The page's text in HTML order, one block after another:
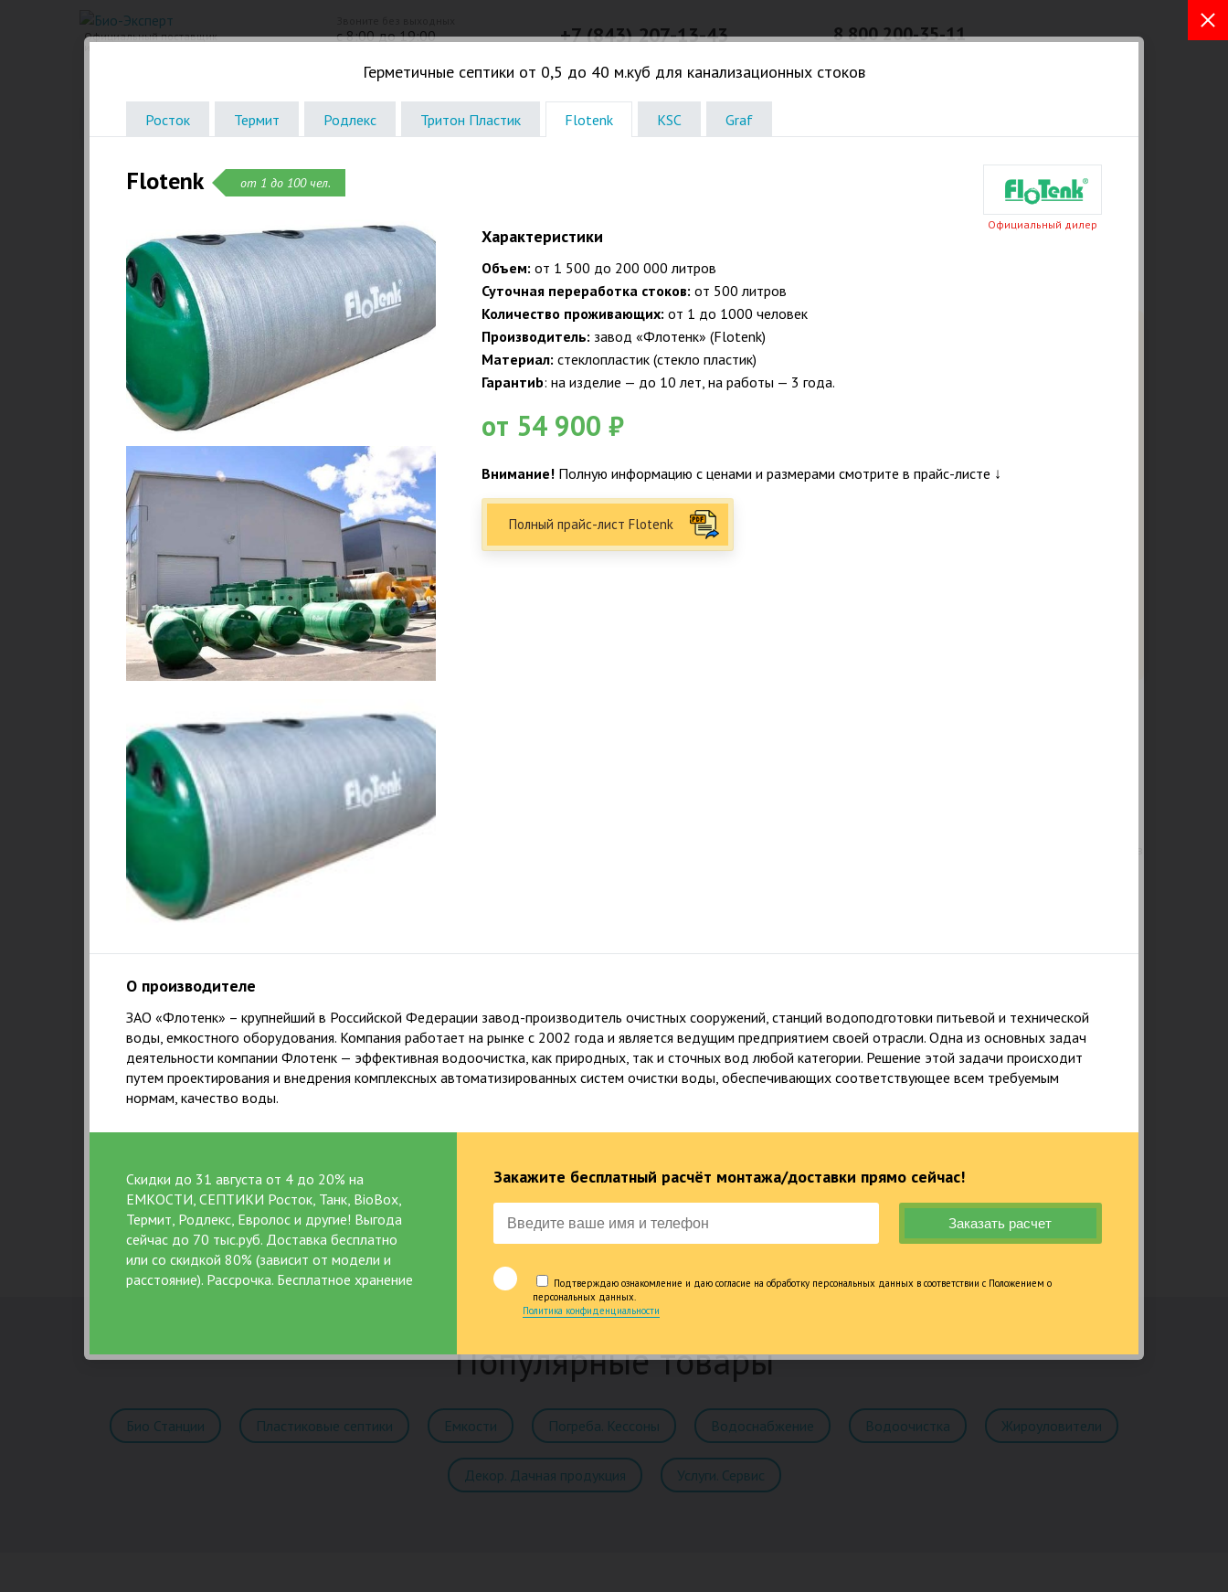
Официальный поставщик
с 8:00 до 19:00 +7 (843) 207-13-43 8 800 200-35-11
регионов РФ
Био Станции Пластиковые септики. Емкости Погреба. Кессоны Жироловки. КНС. Дачное Водоочистка. Услуги
НАШ ПРИНЦИП
Честность и качество
15
15 лет специализация по
канализации, 23 года опыта в
Официальный представитель
крупнейших и проверенных
производителей
Популярные товары
Био Станции Пластиковые септики Емкости Погреба. Кессоны Водоснабжение Водоочистка Жироуловители
Декор. Дачная продукция Услуги. Сервис
Герметичные септики от 0,5 до 40 м.куб для канализационных стоков
Росток Термит Родлекс Тритон Пластик Flotenk KSC Graf
Flotenk от 1 до 100 чел.
Официальный дилер
Характеристики
Объем: от 1 500 до 200 000 литров
Суточная переработка стоков: от 500 литров
Количество проживающих:от 1 до 1000 человек
Производитель: завод «Флотенк» (Flotenk)
Материал: стеклопластик (стекло пластик)
Гарантиb: на изделие — до 10 лет, на работы — 3 года.
от 54 900 ₽
Внимание! Полную информацию с ценами и размерами смотрите в прайс-листе ↓
Полный прайс-лист Flotenk
О производителе
ЗАО «Флотенк» – крупнейший в Российской Федерации завод-производитель очистных сооружений, станций водоподготовки питьевой и технической
воды, емкостного оборудования. Компания работает на рынке с 2002 года и является ведущим предприятием своей отрасли. Одна из основных задач
деятельности компании Флотенк — эффективная водоочистка, как природных, так и сточных вод любой категории. Решение этой задачи происходит
путем проектирования и внедрения комплексных автоматизированных систем очистки воды, обеспечивающих соответствующее всем требуемым
нормам, качество воды.
Скидки до 31 августа от 4 до 20% на
ЕМКОСТИ, СЕПТИКИ Росток, Танк, BioBox,
Термит, Родлекс, Евролос и другие! Выгода
сейчас до 70 тыс.руб. Доставка бесплатно
или со скидкой 80% (зависит от модели и
расстояние). Рассрочка. Бесплатное хранение
Закажите бесплатный расчёт монтажа/доставки прямо сейчас!
Подтверждаю ознакомление и даю согласие на обработку персональных данных в соответствии с Положением о
персональных данных.
Политика конфиденциальности